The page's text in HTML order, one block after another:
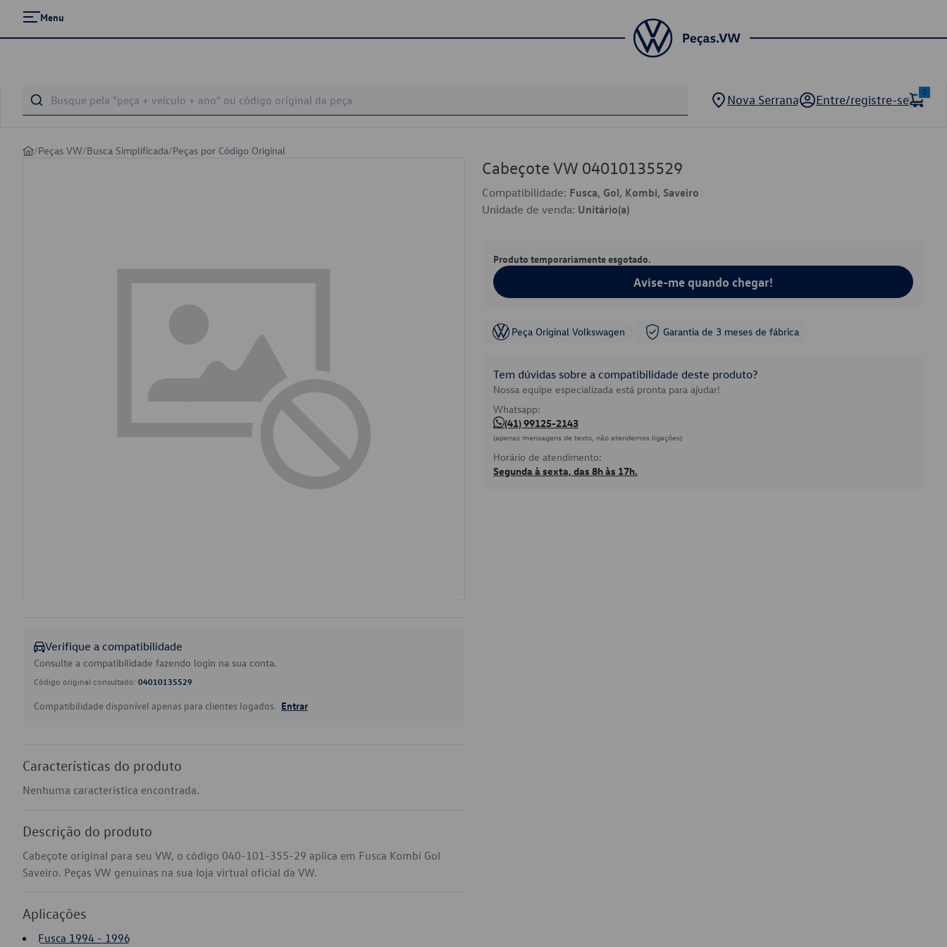
Menu
Nova Serrana Entre/registre-se
0
/Peças VW/Busca Simplificada/Peças por Código Original
Verifique a compatibilidade
Consulte a compatibilidade fazendo login na sua conta.
Código original consultado: 04010135529
Compatibilidade disponível apenas para clientes logados. Entrar
Características do produto
Nenhuma característica encontrada.
Descrição do produto
Cabeçote original para seu VW, o código 040-101-355-29 aplica em Fusca Kombi Gol
Saveiro. Peças VW genuínas na sua loja virtual oficial da VW.
Aplicações
Fusca 1994 - 1996
Cabeçote VW 04010135529
Compatibilidade: Fusca, Gol, Kombi, Saveiro
Unidade de venda: Unitário(a)
Produto temporariamente esgotado.
Avise-me quando chegar!
Peça Original Volkswagen Garantia de 3 meses de fábrica
Tem dúvidas sobre a compatibilidade deste produto?
Nossa equipe especializada está pronta para ajudar!
Whatsapp:
(41) 99125-2143
(apenas mensagens de texto, não atendemos ligações)
Horário de atendimento:
Segunda à sexta, das 8h às 17h.